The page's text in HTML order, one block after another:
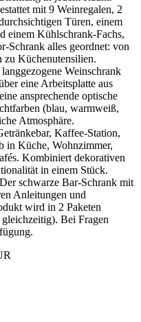
mit 9 Weinregalen, 2
Türen, einem
einem Kühlschrank-Fachs,
Schrank alles geordnet: von
zu Küchenutensilien.
Weinschrank
eine Arbeitsplatte aus
ansprechende optische
(blau, warmweiß,
Atmosphäre.
Kaffee-Station,
in Küche, Wohnzimmer,
Kombiniert dekorativen
in einem Stück.
schwarze Bar-Schrank mit
Anleitungen und
wird in 2 Paketen
Bei Fragen